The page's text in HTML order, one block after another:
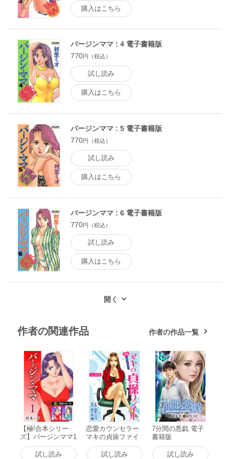
購入はこちら
バージンママ : 4 電子書籍版
770円（税込）
試し読み
購入はこちら
バージンママ : 5 電子書籍版
770円（税込）
試し読み
購入はこちら
バージンママ : 6 電子書籍版
770円（税込）
試し読み
購入はこちら
作者の関連作品 作者の作品一覧
【極!合本シリー
ズ】バージンママ1
巻 電子書籍版
試し読み
恋愛カウンセラー
マキの貞操ファイ
ル ファイル1 電子
書籍版試し読み
7分間の悪戯 電子
書籍版
試し読み